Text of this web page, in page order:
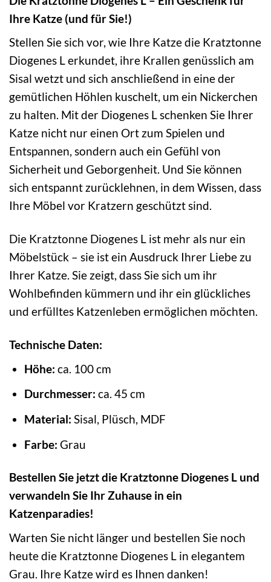
Ihre Katze (und für Sie!)
Stellen Sie sich vor, wie Ihre Katze die Kratztonne
Diogenes L erkundet, ihre Krallen genüsslich am
Sisal wetzt und sich anschließend in eine der
gemütlichen Höhlen kuschelt, um ein Nickerchen
zu halten. Mit der Diogenes L schenken Sie Ihrer
Katze nicht nur einen Ort zum Spielen und
Entspannen, sondern auch ein Gefühl von
Sicherheit und Geborgenheit. Und Sie können
sich entspannt zurücklehnen, in dem Wissen, dass
Ihre Möbel vor Kratzern geschützt sind.
Die Kratztonne Diogenes L ist mehr als nur ein
Möbelstück – sie ist ein Ausdruck Ihrer Liebe zu
Ihrer Katze. Sie zeigt, dass Sie sich um ihr
Wohlbefinden kümmern und ihr ein glückliches
und erfülltes Katzenleben ermöglichen möchten.
Technische Daten:
Höhe: ca. 100 cm
Durchmesser: ca. 45 cm
Material: Sisal, Plüsch, MDF
Farbe: Grau
Bestellen Sie jetzt die Kratztonne Diogenes L und
verwandeln Sie Ihr Zuhause in ein
Katzenparadies!
Warten Sie nicht länger und bestellen Sie noch
heute die Kratztonne Diogenes L in elegantem
Grau. Ihre Katze wird es Ihnen danken!